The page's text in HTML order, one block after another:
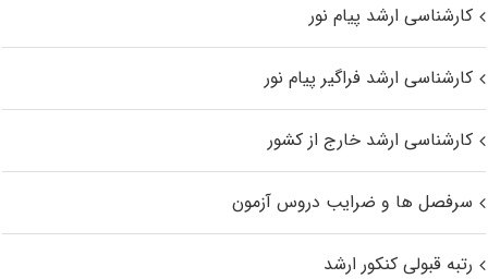
کارشناسی ارشد پیام نور
کارشناسی ارشد فراگیر پیام نور
کارشناسی ارشد خارج از کشور
سرفصل ها و ضرایب دروس آزمون
رتبه قبولی کنکور ارشد